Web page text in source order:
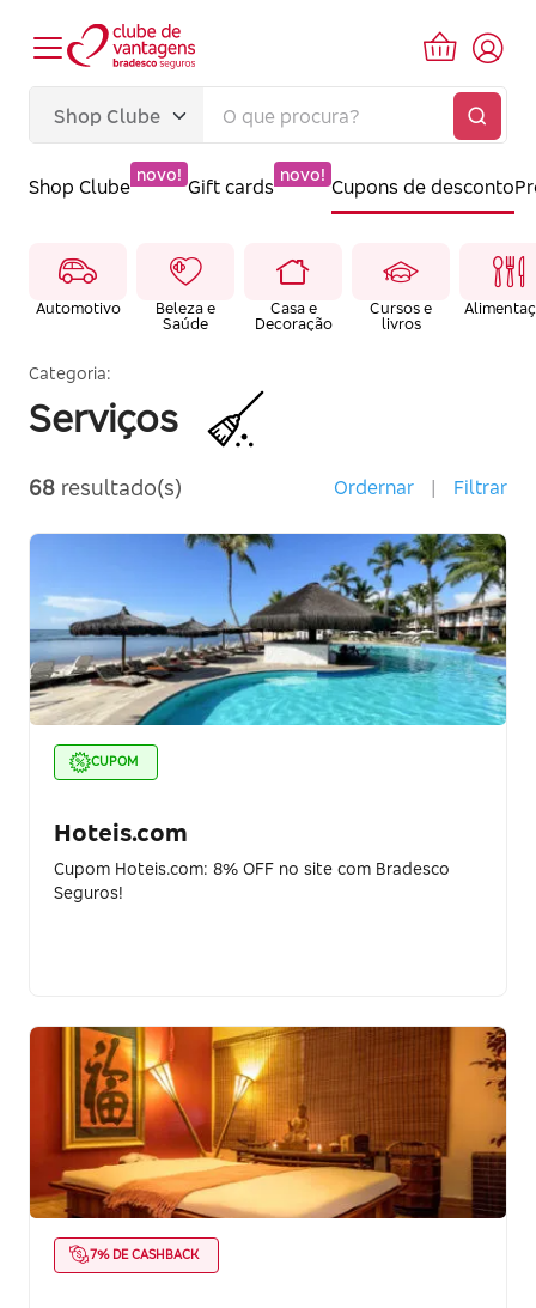
Shop Clube
novo!
Gift cards
novo!
Cupons de desconto
Automotivo
Beleza e
Saúde
Casa e
Decoração
Cursos e
livros
Categoria:
Serviços
68 resultado(s) Ordernar | Filtrar
CUPOM
Hoteis.com
Cupom Hoteis.com: 8% OFF no site com Bradesco
Seguros!
7% DE CASHBACK